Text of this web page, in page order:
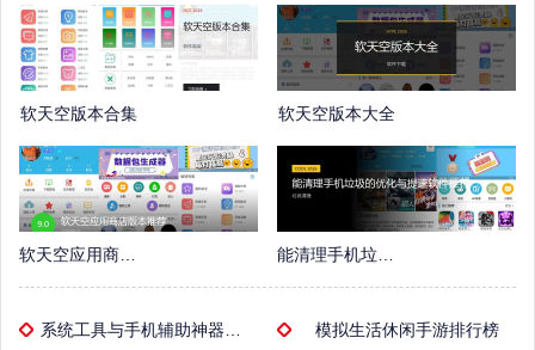
软天空版本合集 软天空版本大全
模拟生活休闲手游排行榜